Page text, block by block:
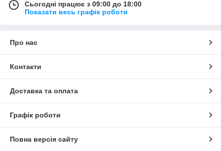
Сьогодні працює з 09:00 до 18:00
Показати весь графік роботи
Про нас
Контакти
Доставка та оплата
Графік роботи
Повна версія сайту